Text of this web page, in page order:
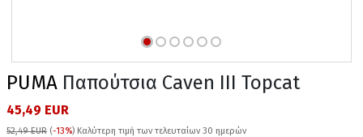
PUMA Παπούτσια Caven III Topcat
45,49 EUR
52,49 EUR (-13%) Καλύτερη τιμή των τελευταίων 30 ημερών